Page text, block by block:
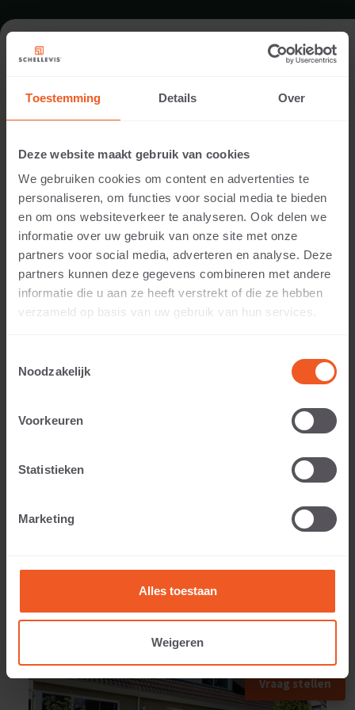
Toestemming Details Over
Deze website maakt gebruik van cookies
We gebruiken cookies om content en advertenties te
personaliseren, om functies voor social media te bieden
en om ons websiteverkeer te analyseren. Ook delen we
informatie over uw gebruik van onze site met onze
partners voor social media, adverteren en analyse. Deze
partners kunnen deze gegevens combineren met andere
informatie die u aan ze heeft verstrekt of die ze hebben
verzameld op basis van uw gebruik van hun services.
Noodzakelijk
Voorkeuren
Statistieken
Marketing
Alles toestaan
Weigeren
FORMAT - U TRACK 100X41
HORTICULTURAL U TRACKS
150 MM THICKNESS
APPLIED IN
Vraag stellen